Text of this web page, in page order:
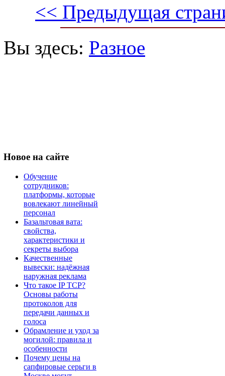
<< Предыдущая
Вы здесь: Разное
Новое на сайте
Обучение
сотрудников:
платформы, которые
вовлекают линейный
персонал
Базальтовая вата:
свойства,
характеристики и
секреты выбора
Качественные
вывески: надёжная
наружная реклама
Что такое IP TCP?
Основы работы
протоколов для
передачи данных и
голоса
Обрамление и уход за
могилой: правила и
особенности
Почему цены на
сапфировые серьги в